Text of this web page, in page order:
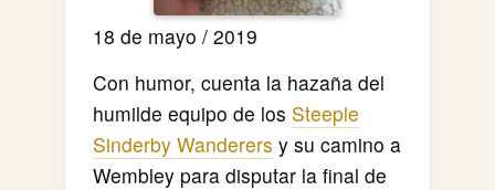
18 de mayo / 2019
Con humor, cuenta la hazaña del
humilde equipo de los Steeple
Sinderby Wanderers y su camino a
Wembley para disputar la final de